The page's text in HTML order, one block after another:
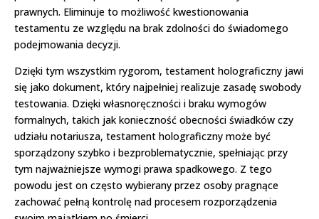
prawnych. Eliminuje to możliwość kwestionowania
testamentu ze względu na brak zdolności do świadomego
podejmowania decyzji.
Dzięki tym wszystkim rygorom, testament holograficzny jawi
się jako dokument, który najpełniej realizuje zasadę swobody
testowania. Dzięki własnoręczności i braku wymogów
formalnych, takich jak konieczność obecności świadków czy
udziału notariusza, testament holograficzny może być
sporządzony szybko i bezproblematycznie, spełniając przy
tym najważniejsze wymogi prawa spadkowego. Z tego
powodu jest on często wybierany przez osoby pragnące
zachować pełną kontrolę nad procesem rozporządzenia